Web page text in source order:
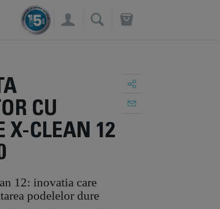
×
CU
X-CLEAN 12
12: inovatia care
podelelor dure